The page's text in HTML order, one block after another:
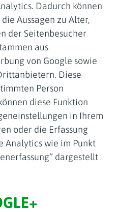
Dadurch können
Aussagen zu Alter,
der Seitenbesucher
aus
von Google sowie
Diese
Person
diese Funktion
in Ihrem
oder die Erfassung
Analytics wie im Punkt
dargestellt